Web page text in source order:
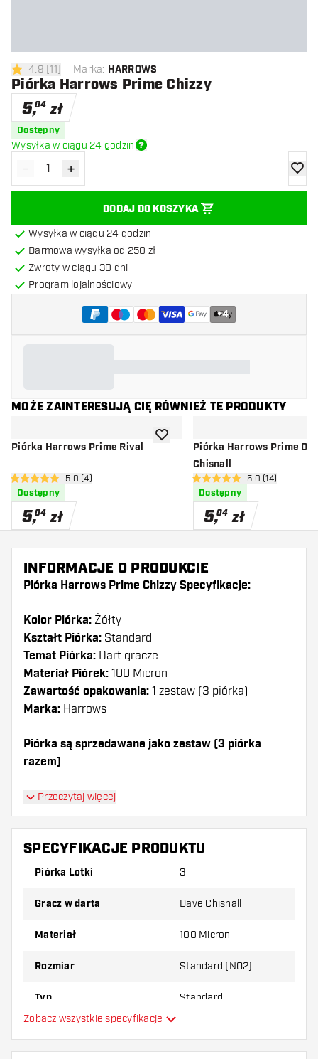
4.9 gwiazdki oceny
4.9 [11] Marka: HARROWS
Piórka Harrows Prime Chizzy
5,04 zł
Dostępny
Wysyłka w ciągu 24 godzin
Zmniejsz ilość
- Zwiększ ilość
+
DODAJ DO KOSZYKA
Wysyłka w ciągu 24 godzin
Darmowa wysyłka od 250 zł
Zwroty w ciągu 30 dni
Program lojalnościowy
+4
MOŻE ZAINTERESUJĄ CIĘ RÓWNIEŻ TE PRODUKTY
Piórka Harrows Prime Rival
otwórz panel recenzji
5 gwiazdki oceny5.0 (4)
Dostępny
5,04 zł
dodaj do listy życzeń
Piórka Harrows Prime
Chisnall
otwórz panel
5 gwiazdki oceny5.0 (14)
Dostępny
5,04 zł
INFORMACJE O PRODUKCIE
Piórka Harrows Prime Chizzy Specyfikacje:
Kolor Piórka: Żółty
Kształt Piórka: Standard
Temat Piórka: Dart gracze
Materiał Piórek: 100 Micron
Zawartość opakowania: 1 zestaw (3 piórka)
Marka: Harrows
Piórka są sprzedawane jako zestaw (3 piórka
razem)
Dartshopper tip!
Upewnij się, że masz pod ręką dużo piórek i
shaftów. Mogą one zostać uszkodzone lub
Wypróbuj inny kształt, materiał lub grubość
najbardziej Ci odpowiada!
Przeczytaj więcej
SPECYFIKACJE PRODUKTU
Piórka Lotki 3
Gracz w darta Dave Chisnall
Materiał 100 Micron
Rozmiar Standard (NO2)
Typ Standard
Zobacz wszystkie specyfikacje